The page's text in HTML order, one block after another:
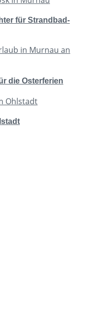
für Strandbad-
die Osterferien